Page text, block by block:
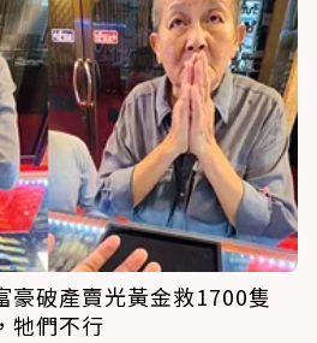
豪破產賣光黃金救1700隻
牠們不行